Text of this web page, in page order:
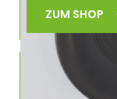
ZUM SHOP